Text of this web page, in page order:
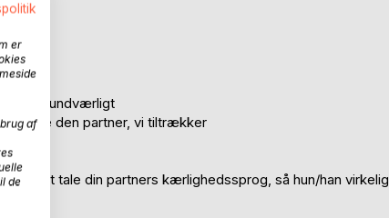
og uundværligt
lige den partner, vi tiltrækker
og at tale din partners kærlighedssprog, så hun/han virkelig
er
af
de